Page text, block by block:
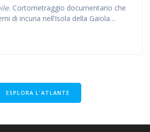
Cortometraggio documentario che
di incuria nell’Isola della Gaiola…
ESPLORA L'ATLANTE